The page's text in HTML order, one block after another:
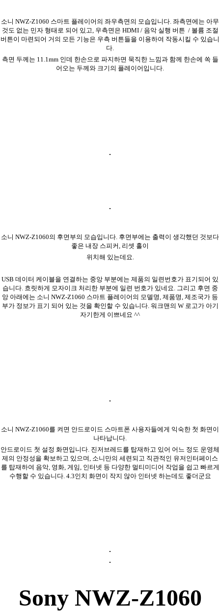
소니 NWZ-Z1060 스마트 플레이어의 좌우측면의 모습입니다. 좌측면에는 아무
것도 없는 민자 형태로 되어 있고, 우측면은 HDMI / 음악 실행 버튼 / 볼륨 조절
버튼이 마련되어 거의 모든 기능은 우측 버튼들을 이용하여 작동시킬 수 있습니
다.
측면 두께는 11.1mm 인데 한손으로 파지하면 묵직한 느낌과 함께 한손에 쏙 들
어오는 두께와 크기의 플레이어입니다.
소니 NWZ-Z1060의 후면부의 모습입니다. 후면부에는 출력이 생각했던 것보다
좋은 내장 스피커, 리셋 홀이
위치해 있는데요.
USB 데이터 케이블을 연결하는 중앙 부분에는 제품의 일련번호가 표기되어 있
습니다. 흐릿하게 모자이크 처리한 부분에 일련 번호가 있네요. 그리고 후면 중
앙 아래에는 소니 NWZ-Z1060 스마트 플레이어의 모델명, 제품명, 제조국가 등
부가 정보가 표기 되어 있는 것을 확인할 수 있습니다. 워크맨의 W 로고가 아기
자기한게 이쁘네요 ^^
소니 NWZ-Z1060를 켜면 안드로이드 스마트폰 사용자들에게 익숙한 첫 화면이
나타납니다.
안드로이드 첫 설정 화면입니다. 진저브레드를 탑재하고 있어 어느 정도 운영체
제의 안정성을 확보하고 있으며, 소니만의 세련되고 직관적인 유저인터페이스
를 탑재하여 음악, 영화, 게임, 인터넷 등 다양한 멀티미디어 작업을 쉽고 빠르게
수행할 수 있습니다. 4.3인치 화면이 작지 않아 인터넷 하는데도 좋더군요
Sony NWZ-Z1060